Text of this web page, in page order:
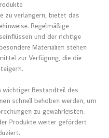
zu verlängern, bietet das
Regelmäßige
und der richtige
Materialien stehen
zur Verfügung, die die
wichtiger Bestandteil des
schnell behoben werden, um
zu gewährleisten.
Produkte weiter gefördert